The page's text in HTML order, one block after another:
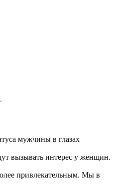
мужчины в глазах
вызывать интерес у женщин.
привлекательным. Мы в